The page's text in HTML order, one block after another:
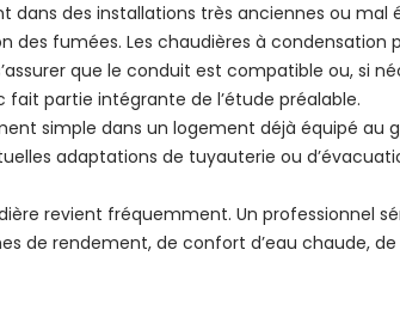
des installations très anciennes ou
des fumées. Les chaudières à
que le conduit est compatible ou, si
partie intégrante de l’étude préalable.
simple dans un logement déjà équipé au
adaptations de tuyauterie ou
revient fréquemment. Un professionnel
de rendement, de confort d’eau chaude,